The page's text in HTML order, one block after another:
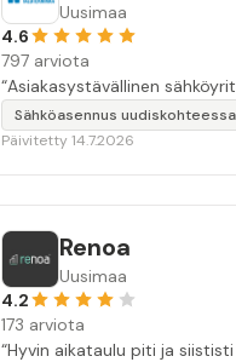
Uusimaa
4.6
797 arviota
Sähköasennus uudiskohteessa
Päivitetty 14.7.2026
Renoa
Uusimaa
4.2
173 arviota
“Hyvin aikataulu piti ja siististi